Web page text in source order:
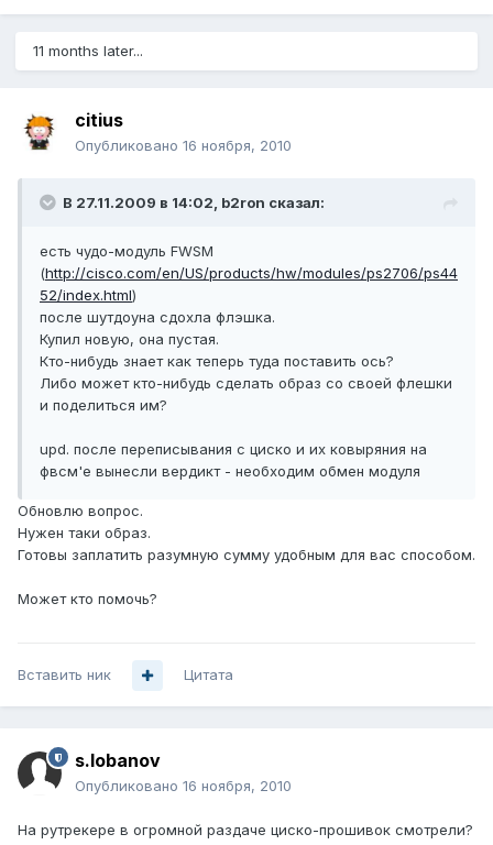
11 months later...
citius
Опубликовано 16 ноября, 2010
В 27.11.2009 в 14:02, b2ron сказал:
есть чудо-модуль FWSM
(http://cisco.com/en/US/products/hw/modules/ps2706/ps44
52/index.html)
после шутдоуна сдохла флэшка.
Купил новую, она пустая.
Кто-нибудь знает как теперь туда поставить ось?
Либо может кто-нибудь сделать образ со своей флешки
и поделиться им?
upd. после переписывания с циско и их ковыряния на
фвсм'е вынесли вердикт - необходим обмен модуля
Обновлю вопрос.
Нужен таки образ.
Готовы заплатить разумную сумму удобным для вас способом.
Может кто помочь?
Вставить ник Цитата
s.lobanov
Опубликовано 16 ноября, 2010
На рутрекере в огромной раздаче циско-прошивок смотрели?